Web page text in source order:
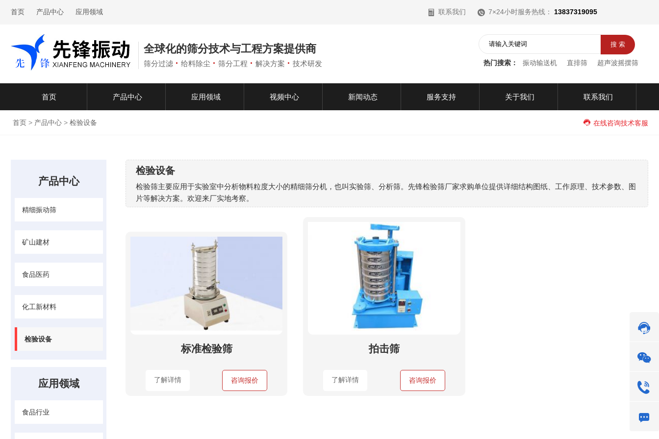
首页 产品中心 应用领域 联系我们 7×24小时服务热线： 13837319095
全球化的筛分技术与工程方案提供商
筛分过滤 · 给料除尘 · 筛分工程 · 解决方案 · 技术研发 热门搜索： 振动输送机 直排筛 超声波摇摆筛
首页 产品中心 应用领域 视频中心 新闻动态 服务支持 关于我们 联系我们
首页 > 产品中心 > 检验设备 在线咨询技术客服
产品中心
精细振动筛
矿山建材
食品医药
化工新材料
检验设备
应用领域
食品行业
检验设备
检验筛主要应用于实验室中分析物料粒度大小的精细筛分机，也叫实验筛、分析筛。先锋检验筛厂家求购单位提供详细结构图纸、工作原理、技术参数、图
片等解决方案。欢迎来厂实地考察。
标准检验筛
了解详情 咨询报价
拍击筛
了解详情 咨询报价